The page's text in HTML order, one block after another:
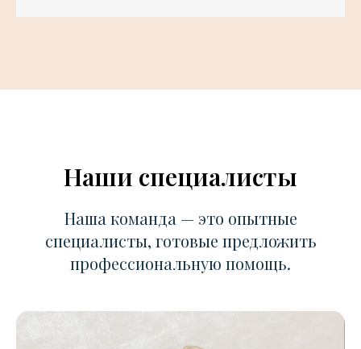
Наши специалисты
Наша команда — это опытные
специалисты, готовые предложить
профессиональную помощь.